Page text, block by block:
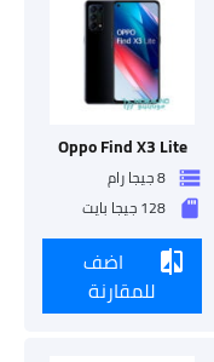
Oppo Find X3 Lite
storage 8 جيجا رام
sd_storage 128 جيجا بايت
compare
اضف
للمقارنة